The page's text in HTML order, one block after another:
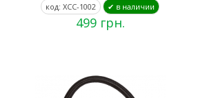
код: XCC-1002 ✔ в наличии
499 грн.